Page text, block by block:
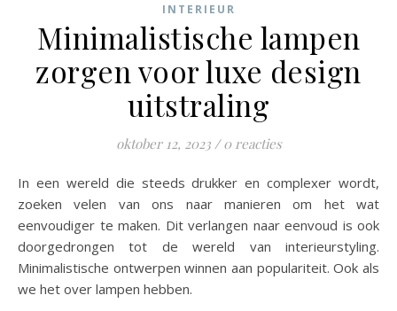
INTERIEUR
Minimalistische lampen
zorgen voor luxe design
uitstraling
oktober 12, 2023 / 0 reacties
In een wereld die steeds drukker en complexer wordt,
zoeken velen van ons naar manieren om het wat
eenvoudiger te maken. Dit verlangen naar eenvoud is ook
doorgedrongen tot de wereld van interieurstyling.
Minimalistische ontwerpen winnen aan populariteit. Ook als
we het over lampen hebben.